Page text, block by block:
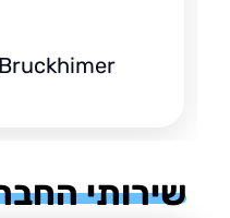
Ayala Bruckhimer
החברה